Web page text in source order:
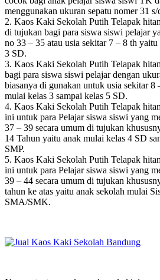
menggunakan ukuran sepatu nomer 31 s/
2. Kaos Kaki Sekolah Putih Telapak
di tujukan bagi para siswa siswi pelajar
no 33 – 35 atau usia sekitar 7 – 8 th
3 SD.
3. Kaos Kaki Sekolah Putih Telapak
bagi para siswa siswi pelajar dengan
biasanya di gunakan untuk usia sekitar 8
mulai kelas 3 sampai kelas 5 SD.
4. Kaos Kaki Sekolah Putih Telapak
ini untuk para Pelajar siswa siswi yang
37 – 39 secara umum di tujukan
14 Tahun yaitu anak mulai kelas 4 SD
SMP.
5. Kaos Kaki Sekolah Putih Telapak
ini untuk para Pelajar siswa siswi yang
39 – 44 secara umum di tujukan
tahun ke atas yaitu anak sekolah mulai
SMA/SMK.